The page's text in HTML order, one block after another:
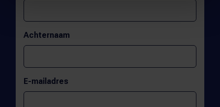
Achternaam
E-mailadres